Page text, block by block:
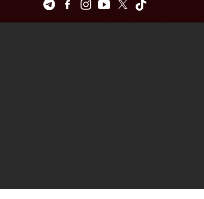
TelegramFacebookInstagramYoutubeTwitter